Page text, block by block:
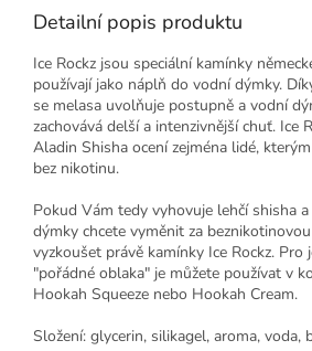
Detailní popis produktu
Ice Rockz jsou speciální kamínky
používají jako náplň do vodní dýmky.
se melasa uvolňuje postupně a vodní
zachovává delší a intenzivnější chuť. Ice
Aladin Shisha ocení zejména lidé,
bez nikotinu.
Pokud Vám tedy vyhovuje lehčí shisha
dýmky chcete vyměnit za
vyzkoušet právě kamínky Ice Rockz. Pro
"pořádné oblaka" je můžete používat v
Hookah Squeeze nebo Hookah Cream.
Složení: glycerin, silikagel, aroma, voda,